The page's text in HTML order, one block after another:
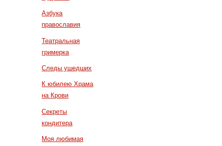
Азбука
православия
Театральная
гримерка
Следы ушедших
К юбилею Храма
на Крови
Секреты
кондитера
Моя любимая